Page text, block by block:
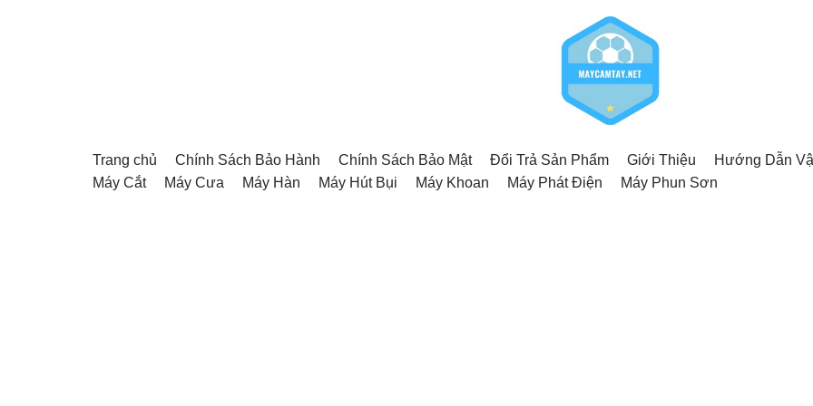
Trang chủ Chính Sách Bảo Hành Chính Sách Bảo Mật Đổi Trả Sản Phẩm Giới Thiệu Hướng Dẫn
Máy Cắt
Máy Cưa Máy Hàn Máy Hút Bụi Máy Khoan Máy Phát Điện Máy Phun Sơn